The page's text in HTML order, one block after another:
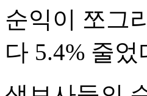
순익이 쪼그
다 5.4% 줄었